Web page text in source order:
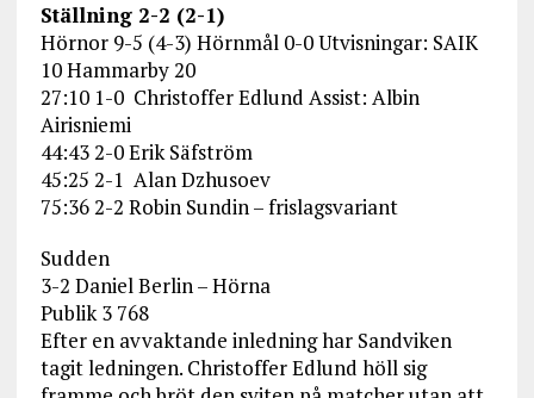
Ställning 2-2 (2-1)
Hörnor 9-5 (4-3) Hörnmål 0-0 Utvisningar: SAIK
10 Hammarby 20
27:10 1-0 Christoffer Edlund Assist: Albin
Airisniemi
44:43 2-0 Erik Säfström
45:25 2-1 Alan Dzhusoev
75:36 2-2 Robin Sundin – frislagsvariant
Sudden
3-2 Daniel Berlin – Hörna
Publik 3 768
Efter en avvaktande inledning har Sandviken
tagit ledningen. Christoffer Edlund höll sig